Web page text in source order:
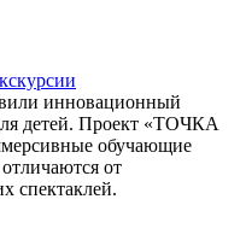
инновационный
детей. Проект «ТОЧКА
обучающие
от
спектаклей.